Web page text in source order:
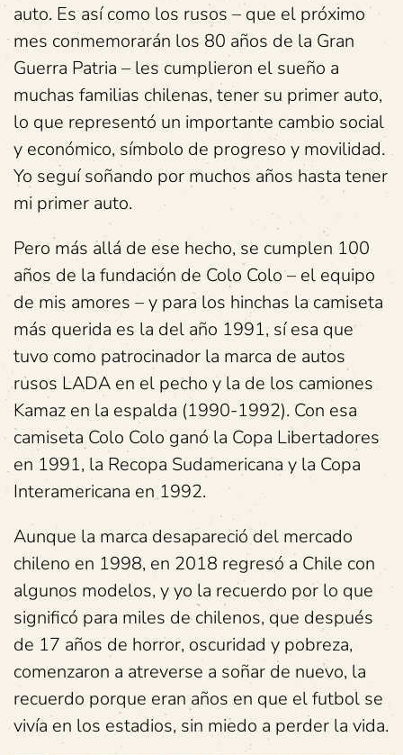
auto. Es así como los rusos – que el próximo
mes conmemorarán los 80 años de la Gran
Guerra Patria – les cumplieron el sueño a
muchas familias chilenas, tener su primer auto,
lo que representó un importante cambio social
y económico, símbolo de progreso y movilidad.
Yo seguí soñando por muchos años hasta tener
mi primer auto.
Pero más allá de ese hecho, se cumplen 100
años de la fundación de Colo Colo – el equipo
de mis amores – y para los hinchas la camiseta
más querida es la del año 1991, sí esa que
tuvo como patrocinador la marca de autos
rusos LADA en el pecho y la de los camiones
Kamaz en la espalda (1990-1992). Con esa
camiseta Colo Colo ganó la Copa Libertadores
en 1991, la Recopa Sudamericana y la Copa
Interamericana en 1992.
Aunque la marca desapareció del mercado
chileno en 1998, en 2018 regresó a Chile con
algunos modelos, y yo la recuerdo por lo que
significó para miles de chilenos, que después
de 17 años de horror, oscuridad y pobreza,
comenzaron a atreverse a soñar de nuevo, la
recuerdo porque eran años en que el futbol se
vivía en los estadios, sin miedo a perder la vida.